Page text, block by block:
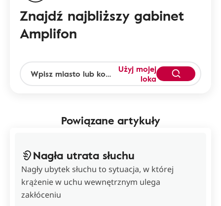
Znajdź najbliższy gabinet
Amplifon
Użyj mojej
loka
Powiązane artykuły
Nagła utrata słuchu
Nagły ubytek słuchu to sytuacja, w której
krążenie w uchu wewnętrznym ulega
zakłóceniu